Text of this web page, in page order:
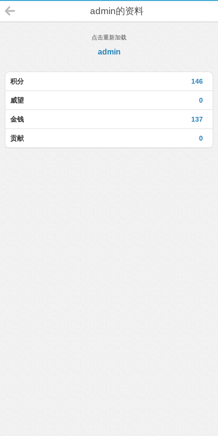
admin的资料
点击重新加载
admin
146
积分
0
威望
137
金钱
0
贡献